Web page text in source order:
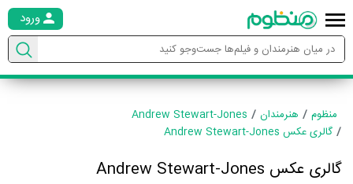
ورود
منظوم هنرمندان
Andrew Stewart-Jones
گالری عکس Andrew Stewart-Jones
گالری عکس Andrew Stewart-Jones